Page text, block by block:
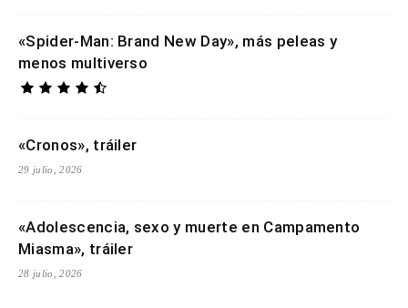
«Spider-Man: Brand New Day», más peleas y
menos multiverso
«Cronos», tráiler
29 julio, 2026
«Adolescencia, sexo y muerte en Campamento
Miasma», tráiler
28 julio, 2026